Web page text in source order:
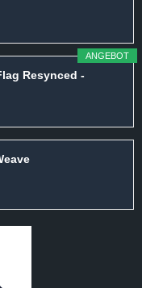
ANGEBOT
Resynced -